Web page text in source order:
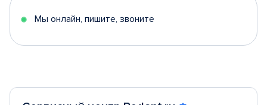
Мы онлайн, пишите, звоните